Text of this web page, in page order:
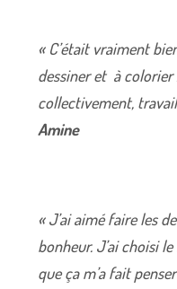
« C’était vraiment
dessiner et à colorier
collectivement,
Amine
« J’ai aimé faire les
bonheur. J’ai choisi
que ça m’a fait